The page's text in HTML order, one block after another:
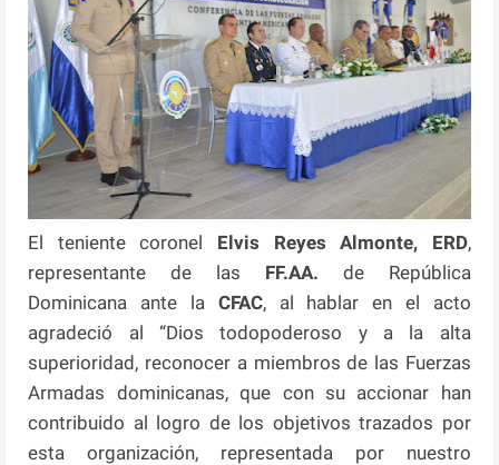
El teniente coronel Elvis Reyes Almonte, ERD,
representante de las FF.AA. de República
Dominicana ante la CFAC, al hablar en el acto
agradeció al “Dios todopoderoso y a la alta
superioridad, reconocer a miembros de las Fuerzas
Armadas dominicanas, que con su accionar han
contribuido al logro de los objetivos trazados por
esta organización, representada por nuestro